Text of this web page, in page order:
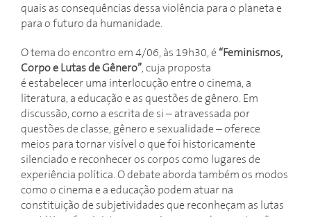
quais as consequências dessa violência para o planeta e
para o futuro da humanidade.
O tema do encontro em 4/06, às 19h30, é “Feminismos,
Corpo e Lutas de Gênero”, cuja proposta
é estabelecer uma interlocução entre o cinema, a
literatura, a educação e as questões de gênero. Em
discussão, como a escrita de si – atravessada por
questões de classe, gênero e sexualidade – oferece
meios para tornar visível o que foi historicamente
silenciado e reconhecer os corpos como lugares de
experiência política. O debate aborda também os modos
como o cinema e a educação podem atuar na
constituição de subjetividades que reconheçam as lutas